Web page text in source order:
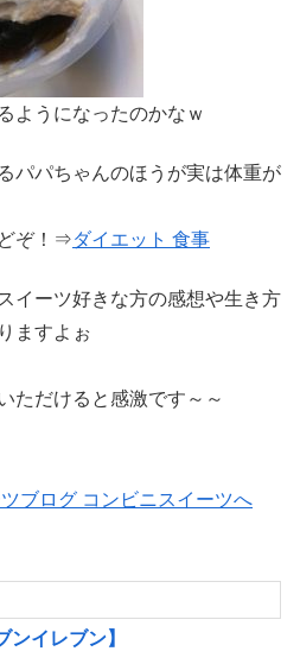
ようになったのかなｗ
パパちゃんのほうが実は体重が
ぞ！⇒ダイエット 食事
イーツ好きな方の感想や生き方
ますよぉ
ただけると感激です～～
ンイレブン】